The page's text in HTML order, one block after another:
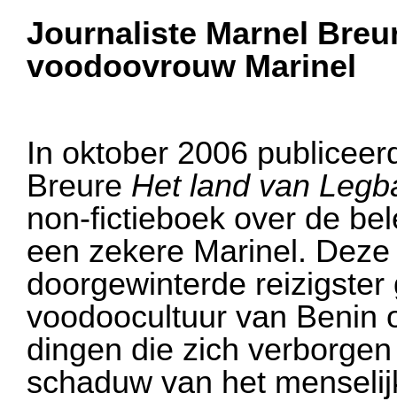
Journaliste Marnel
voodoovrouw Marinel
In oktober 2006
Breure Het land van
non-fictieboek over de
een zekere Marinel. Deze
doorgewinterde reizigster
voodoocultuur van Benin
dingen die zich verborgen
schaduw van het